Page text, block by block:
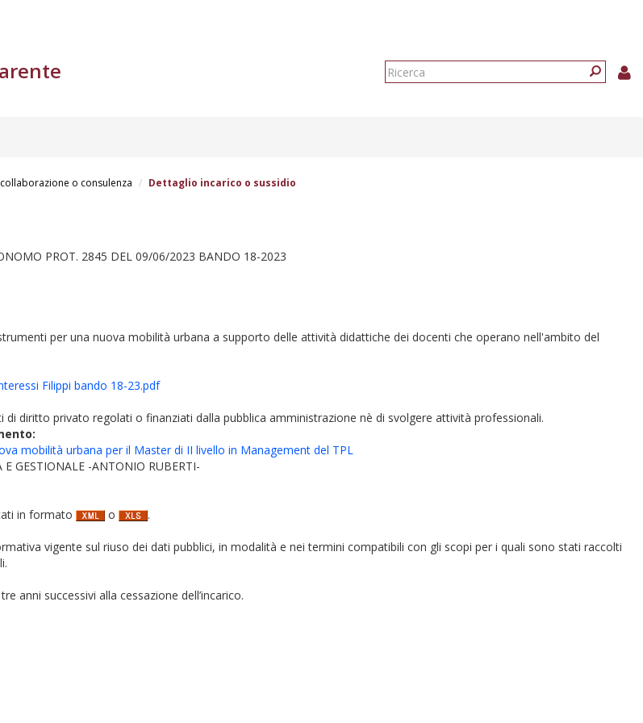
Form
o consulenza Dettaglio incarico o sussidio
PROT. 2845 DEL 09/06/2023 BANDO 18-2023
per una nuova mobilità urbana a supporto delle attività didattiche dei docenti che operano nell'ambito del
Filippi bando 18-23.pdf
diritto privato regolati o finanziati dalla pubblica amministrazione nè di svolgere attività professionali.
mobilità urbana per il Master di II livello in Management del TPL
GESTIONALE -ANTONIO RUBERTI-
in formato o .
vigente sul riuso dei dati pubblici, in modalità e nei termini compatibili con gli scopi per i quali sono stati raccolti
anni successivi alla cessazione dell’incarico.